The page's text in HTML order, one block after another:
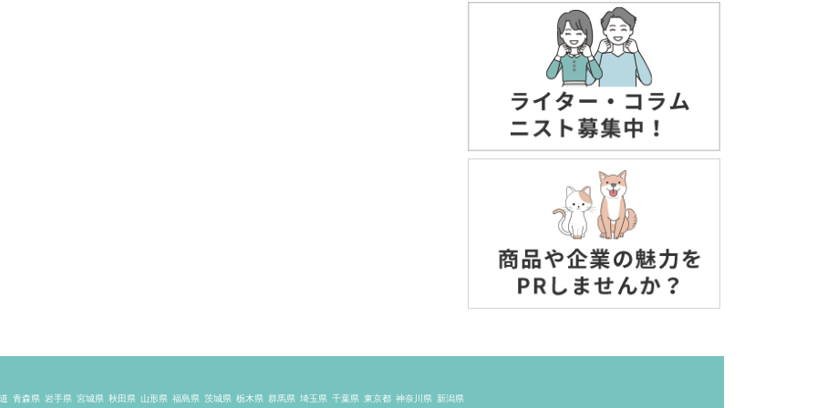
青森県 岩手県 宮城県 秋田県 山形県 福島県 茨城県 栃木県 群馬県 埼玉県 千葉県 東京都 神奈川県 新潟県